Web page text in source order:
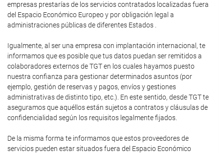
empresas prestarías de los servicios contratados localizadas fuera
del Espacio Económico Europeo y por obligación legal a
administraciones públicas de diferentes Estados .
Igualmente, al ser una empresa con implantación internacional, te
informamos que es posible que tus datos puedan ser remitidos a
colaboradores externos de TGT en los cuales hayamos puesto
nuestra confianza para gestionar determinados asuntos (por
ejemplo, gestión de reservas y pagos, envíos y gestiones
administrativas de distinto tipo, etc.). En este sentido, desde TGT te
aseguramos que aquéllos están sujetos a contratos y cláusulas de
confidencialidad según los requisitos legalmente fijados.
De la misma forma te informamos que estos proveedores de
servicios pueden estar situados fuera del Espacio Económico